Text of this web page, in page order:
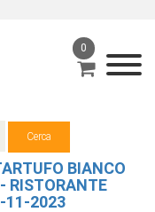
0
BIANCO
RISTORANTE
11-2023